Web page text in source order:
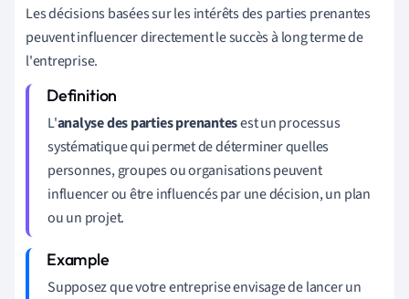
Les décisions basées sur les intérêts des parties prenantes
peuvent influencer directement le succès à long terme de
l'entreprise.
L'analyse des parties prenantesest un processus
systématique qui permet de déterminer quelles
personnes, groupes ou organisations peuvent
influencer ou être influencés par une décision, un plan
ou un projet.
Supposez que votre entreprise envisage de lancer un